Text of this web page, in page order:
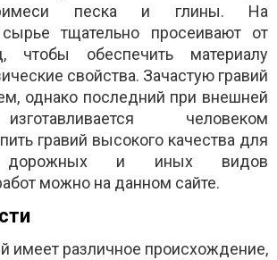
песка и глины. На
тщательно просеивают от
чтобы обеспечить материалу
свойства. Зачастую гравий
однако последний при внешней
человеком
гравий высокого качества для
дорожных и иных видов
можно на данном сайте.
имеет различное происхождение,